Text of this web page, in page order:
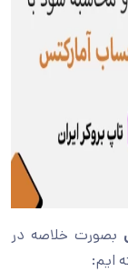
بصورت خلاصه در
ایم: